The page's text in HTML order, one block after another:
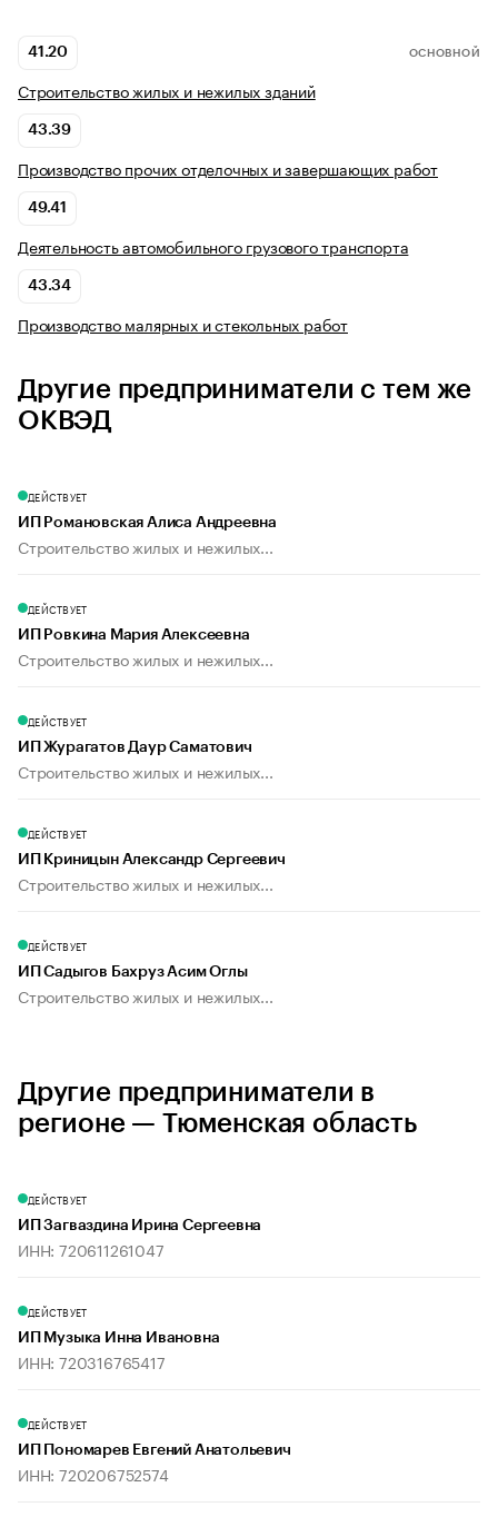
41.20 ОСНОВНОЙ
Строительство жилых и нежилых зданий
43.39
Производство прочих отделочных и завершающих работ
49.41
Деятельность автомобильного грузового транспорта
43.34
Производство малярных и стекольных работ
Другие предприниматели с тем же
ОКВЭД
ДЕЙСТВУЕТ
ИП Романовская Алиса Андреевна
Строительство жилых и нежилых...
ДЕЙСТВУЕТ
ИП Ровкина Мария Алексеевна
Строительство жилых и нежилых...
ДЕЙСТВУЕТ
ИП Журагатов Даур Саматович
Строительство жилых и нежилых...
ДЕЙСТВУЕТ
ИП Криницын Александр Сергеевич
Строительство жилых и нежилых...
ДЕЙСТВУЕТ
ИП Садыгов Бахруз Асим Оглы
Строительство жилых и нежилых...
Другие предприниматели в
регионе — Тюменская область
ДЕЙСТВУЕТ
ИП Загваздина Ирина Сергеевна
ИНН: 720611261047
ДЕЙСТВУЕТ
ИП Музыка Инна Ивановна
ИНН: 720316765417
ДЕЙСТВУЕТ
ИП Пономарев Евгений Анатольевич
ИНН: 720206752574